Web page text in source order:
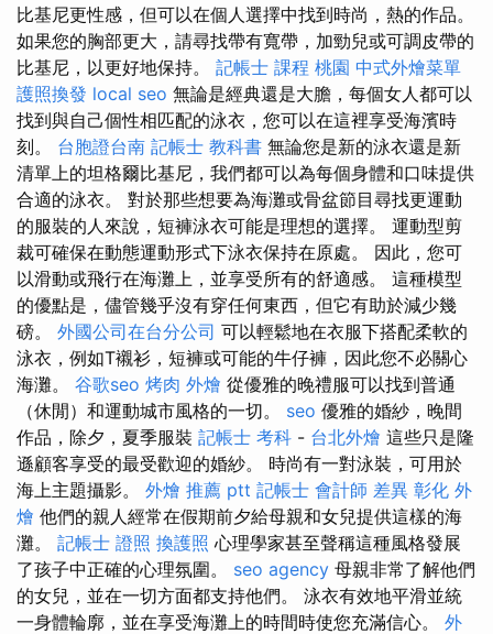
比基尼更性感，但可以在個人選擇中找到時尚，熱的作品。
如果您的胸部更大，請尋找帶有寬帶，加勁兒或可調皮帶的
比基尼，以更好地保持。 記帳士 課程 桃園 中式外燴菜單
護照換發 local seo 無論是經典還是大膽，每個女人都可以
找到與自己個性相匹配的泳衣，您可以在這裡享受海濱時
刻。 台胞證台南 記帳士 教科書 無論您是新的泳衣還是新
清單上的坦格爾比基尼，我們都可以為每個身體和口味提供
合適的泳衣。 對於那些想要為海灘或骨盆節目尋找更運動
的服裝​​的人來說，短褲泳衣可能是理想的選擇。 運動型剪
裁可確保在動態運動形式下泳衣保持在原處。 因此，您可
以滑動或飛行在海灘上，並享受所有的舒適感。 這種模型
的優點是，儘管幾乎沒有穿任何東西，但它有助於減少幾
磅。 外國公司在台分公司 可以輕鬆地在衣服下搭配柔軟的
泳衣，例如T襯衫，短褲或可能的牛仔褲，因此您不必關心
海灘。 谷歌seo 烤肉 外燴 從優雅的晚禮服可以找到普通
（休閒）和運動城市風格的一切。 seo 優雅的婚紗，晚間
作品，除夕，夏季服裝 記帳士 考科 - 台北外燴 這些只是隆
遜顧客享受的最受歡迎的婚紗。 時尚有一對泳裝，可用於
海上主題攝影。 外燴 推薦 ptt 記帳士 會計師 差異 彰化 外
燴 他們的親人經常在假期前夕給母親和女兒提供這樣的海
灘。 記帳士 證照 換護照 心理學家甚至聲稱這種風格發展
了孩子中正確的心理氛圍。 seo agency 母親非常了解他們
的女兒，並在一切方面都支持他們。 泳衣有效地平滑並統
一身體輪廓，並在享受海灘上的時間時使您充滿信心。 外